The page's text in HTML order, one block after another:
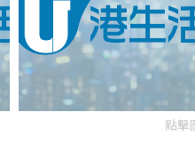
點擊